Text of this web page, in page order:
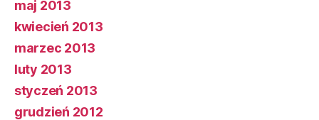
maj 2013
kwiecień 2013
marzec 2013
luty 2013
styczeń 2013
grudzień 2012